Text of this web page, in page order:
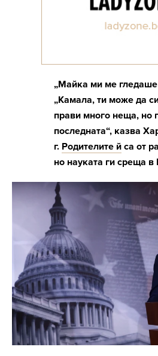
„Майка ми ме
„Камала, ти може да
прави много неща, но
последната“, казва
г. Родителите й са от
но науката ги среща в